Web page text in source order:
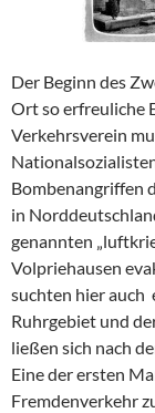
Der Beginn des
Ort so erfreuliche
Verkehrsverein
Bombenangriffen
in
genannten
Volpriehausen
suchten hier auch
Ruhrgebiet und
ließen sich nach
Eine der ersten
Fremdenverkehr